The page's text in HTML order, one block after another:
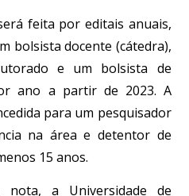
feita por editais anuais,
bolsista docente (cátedra),
e um bolsista de
ano a partir de 2023. A
para um pesquisador
na área e detentor de
15 anos.
nota, a Universidade de